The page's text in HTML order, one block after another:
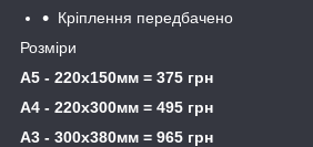
Кріплення передбачено
Розміри
А5 - 220х150мм = 375 грн
А4 - 220х300мм = 495 грн
А3 - 300х380мм = 965 грн